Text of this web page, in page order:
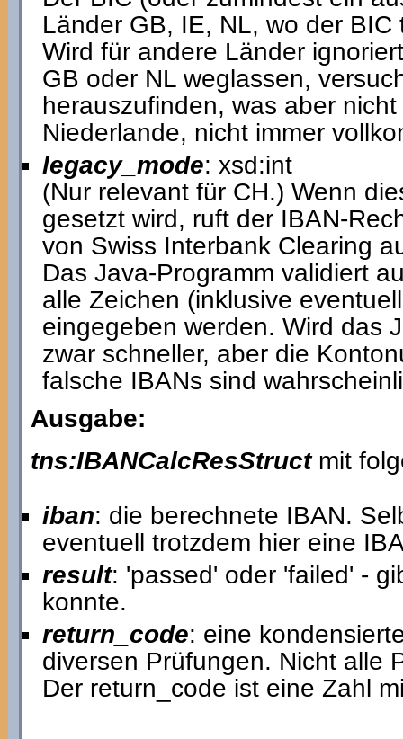
Länder GB, IE, NL, wo der
Wird für andere Länder
GB oder NL weglassen,
herauszufinden, was aber
Niederlande, nicht immer
legacy_mode: xsd:int
(Nur relevant für CH.) Wenn
gesetzt wird, ruft der IBAN-
von Swiss Interbank Clearing
Das Java-Programm validiert
alle Zeichen (inklusive
eingegeben werden. Wird das
zwar schneller, aber die
falsche IBANs sind
Ausgabe:
tns:IBANCalcResStructmit
iban: die berechnete IBAN.
eventuell trotzdem hier eine
result: 'passed' oder 'failed' -
konnte.
return_code: eine
diversen Prüfungen. Nicht alle
Der return_code ist eine Zahl